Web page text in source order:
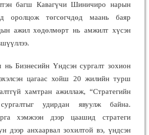
багш Кавагүчи Шиничиро нарын
оролцож төгсөгчдөд маань баяр
ажил хөдөлмөрт нь амжилт хүсэн
нь Бизнесийн Үндсэн сургалт зохион
эхэлсэн цагаас хойш 20 жилийн турш
хамтран ажиллаж, “Стратегийн
удирдан явуулж байна.
хэмжээн дээр цаашид стратеги
дээр анхаарвал зохилтой вэ, үндсэн